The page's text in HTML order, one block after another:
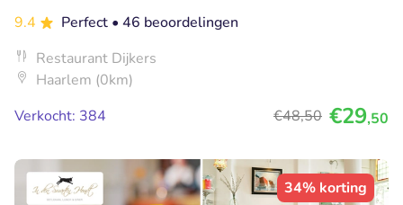
9.4
Perfect • 46 beoordelingen
Restaurant Dijkers
Haarlem (0km)
Verkocht: 384
€48,50 €29,50
34% korting